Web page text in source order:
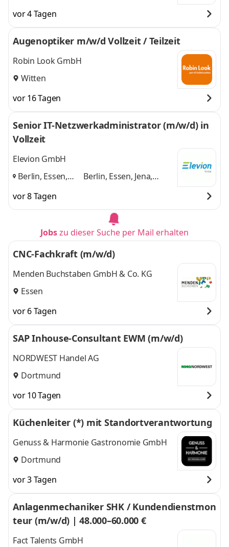
Dresden, Erfurt,
Dortmund,
weitere
vor 4 Tagen
Augenoptiker m/w/d Vollzeit / Teilzeit
Robin Look GmbH
Witten
vor 16 Tagen
Senior IT-Netzwerkadministrator (m/w/d) in
Vollzeit
Elevion GmbH
Berlin, Essen,
Dietzenbach
Berlin, Essen, Jena,
vor 8 Tagen
Jobszu dieser Suche per Mail erhalten
CNC-Fachkraft (m/w/d)
Menden Buchstaben GmbH & Co. KG
Essen
vor 6 Tagen
SAP Inhouse-Consultant EWM (m/w/d)
NORDWEST Handel AG
Dortmund
vor 10 Tagen
Küchenleiter (*) mit Standortverantwortung
Genuss & Harmonie Gastronomie GmbH
Dortmund
vor 3 Tagen
Anlagenmechaniker SHK / Kundendienstmon
teur (m/w/d) | 48.000–60.000 €
Fact Talents GmbH